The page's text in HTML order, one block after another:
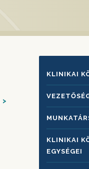
KLINIKAI
KLINIKAI
KLINIKAI
EGYSÉGEI